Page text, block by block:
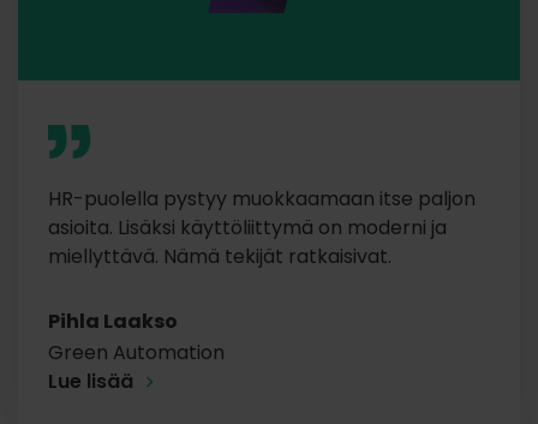
HR-puolella pystyy muokkaamaan itse paljon
asioita. Lisäksi käyttöliittymä on moderni ja
miellyttävä. Nämä tekijät ratkaisivat.
Pihla Laakso
Green Automation
Lue lisää